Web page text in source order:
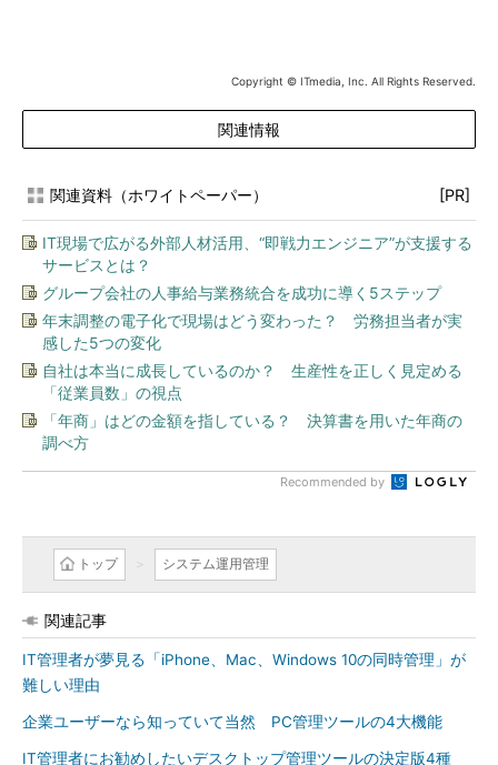
Copyright © ITmedia, Inc. All Rights Reserved.
関連情報
関連資料（ホワイトペーパー） [PR]
IT現場で広がる外部人材活用、“即戦力エンジニア”が支援する
サービスとは？
グループ会社の人事給与業務統合を成功に導く5ステップ
年末調整の電子化で現場はどう変わった？ 労務担当者が実
感した5つの変化
自社は本当に成長しているのか？ 生産性を正しく見定める
「従業員数」の視点
「年商」はどの金額を指している？ 決算書を用いた年商の
調べ方
Recommended by
トップ システム運用管理
関連記事
IT管理者が夢見る「iPhone、Mac、Windows 10の同時管理」が
難しい理由
企業ユーザーなら知っていて当然 PC管理ツールの4大機能
IT管理者にお勧めしたいデスクトップ管理ツールの決定版4種